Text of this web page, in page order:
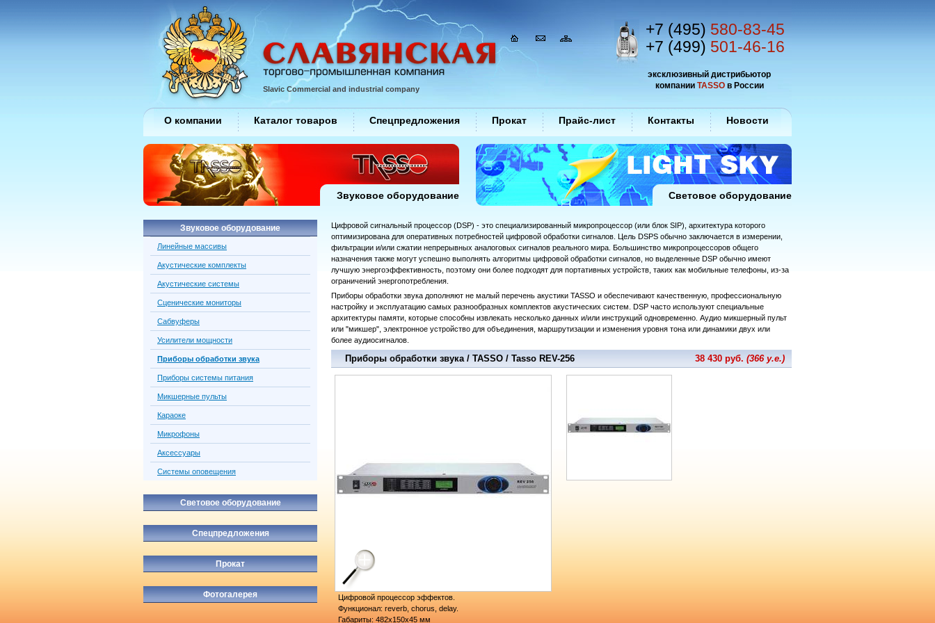
Цифровой сигнальный процессор (DSP) - это специализированный микропроцессор (или блок SIP), архитектура которого
оптимизирована для оперативных потребностей цифровой обработки сигналов. Цель DSPS обычно заключается в измерении,
фильтрации и/или сжатии непрерывных аналоговых сигналов реального мира. Большинство микропроцессоров общего
назначения также могут успешно выполнять алгоритмы цифровой обработки сигналов, но выделенные DSP обычно имеют
лучшую энергоэффективность, поэтому они более подходят для портативных устройств, таких как мобильные телефоны, из-за
ограничений энергопотребления.
Приборы обработки звука дополняют не малый перечень акустики TASSO и обеспечивают качественную, профессиональную
настройку и эксплуатацию самых разнообразных комплектов акустических систем. DSP часто используют специальные
архитектуры памяти, которые способны извлекать несколько данных и/или инструкций одновременно. Аудио микшерный пульт
или "микшер", электронное устройство для объединения, маршрутизации и изменения уровня тона или динамики двух или
более аудиосигналов.
Приборы обработки звука / TASSO / Tasso REV-256 38 430 руб. (366 у.е.)
Цифровой процессор эффектов.
Функционал: reverb, chorus, delay.
Габариты: 482х150х45 мм
Звуковое оборудование
Линейные массивы
Акустические комплекты
Акустические системы
Сценические мониторы
Сабвуферы
Усилители мощности
Приборы обработки звука
Приборы системы питания
Микшерные пульты
Караоке
Микрофоны
Аксессуары
Системы оповещения
Световое оборудование
Спецпредложения
Прокат
Фотогалерея
Slavic Commercial and industrial company
эксклюзивный дистрибьютор
компании TASSOв России
+7 (495) 580-83-45
+7 (499) 501-46-16
О компании Каталог товаров Спецпредложения Прокат Прайс-лист Контакты Новости
Звуковое оборудование Световое оборудование